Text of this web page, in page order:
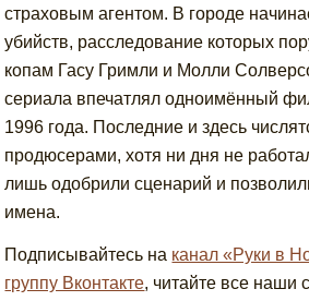
страховым агентом. В городе
убийств, расследование которых
копам Гасу Гримли и Молли
сериала впечатлял одноимённый
1996 года. Последние и здесь
продюсерами, хотя ни дня не
лишь одобрили сценарий и
имена.
Подписывайтесь на канал «Руки в
группу Вконтакте, читайте все наши